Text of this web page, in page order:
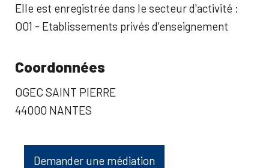
Elle est enregistrée dans le secteur d'activité :
O01 - Etablissements privés d'enseignement
Coordonnées
OGEC SAINT PIERRE
44000 NANTES
Demander une médiation